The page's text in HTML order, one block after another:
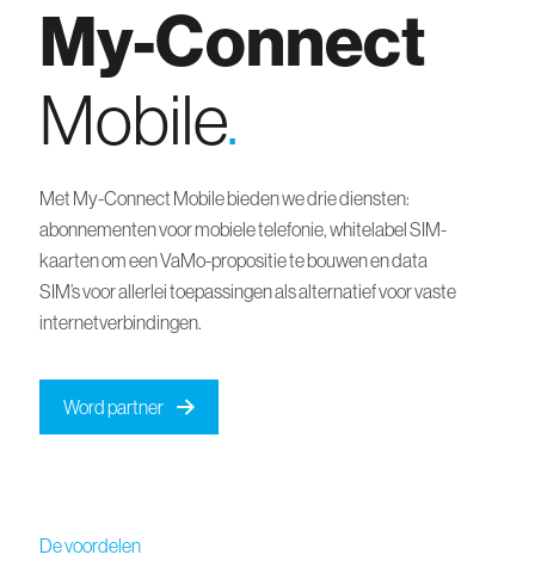
My-Connect
Mobile.
Met My-Connect Mobile bieden we drie diensten:
abonnementen voor mobiele telefonie, whitelabel SIM-
kaarten om een VaMo-propositie te bouwen en data
SIM’s voor allerlei toepassingen als alternatief voor vaste
internetverbindingen.
Word partner
De voordelen